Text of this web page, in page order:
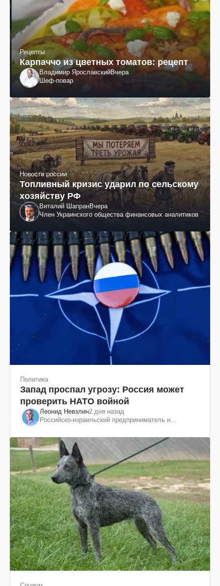
Рецепты
Карпаччо из цветных томатов: рецепт
Владимир ЯрославскийВчера
Шеф-повар
Новости россии
Топливный кризис ударил по сельскому
хозяйству РФ
Виталий ШапранВчера
Член Украинского общества финансовых аналитиков
Политика
Запад проспал угрозу: Россия может
проверить НАТО войной
Леонид Невзлин2 дня назад
Российско-израильский предприниматель и
"ЮКОСа"